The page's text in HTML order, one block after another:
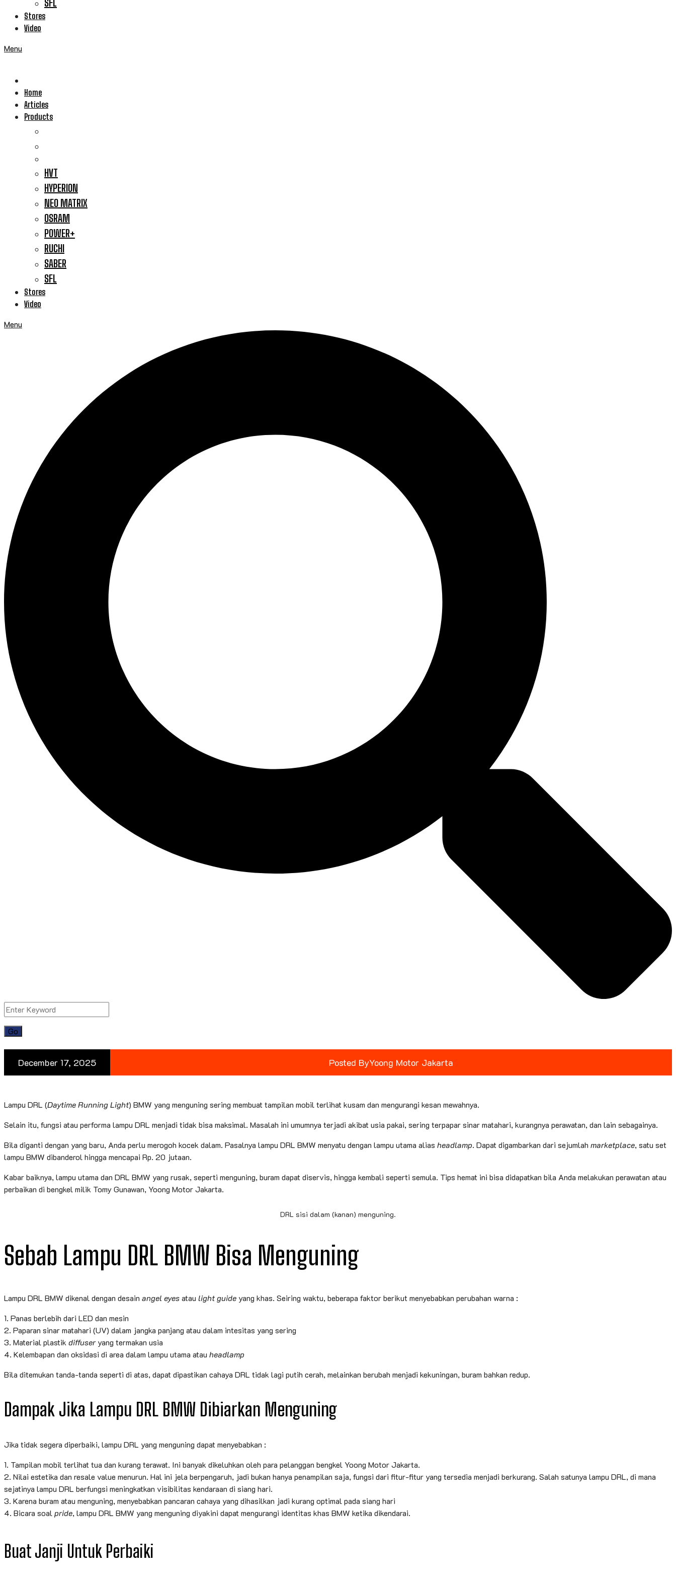
SFL
Stores
Video
Menu
Home
Articles
Products
HVT
HYPERION
NEO MATRIX
OSRAM
POWER+
RUCHI
SABER
SFL
Stores
Video
Menu
December 17, 2025 Posted ByYoong Motor Jakarta
Lampu DRL (Daytime Running Light) BMW yang menguning sering membuat tampilan mobil terlihat kusam dan mengurangi kesan mewahnya.
Selain itu, fungsi atau performa lampu DRL menjadi tidak bisa maksimal. Masalah ini umumnya terjadi akibat usia pakai, sering terpapar sinar matahari, kurangnya perawatan, dan lain sebagainya.
Bila diganti dengan yang baru, Anda perlu merogoh kocek dalam. Pasalnya lampu DRL BMW menyatu dengan lampu utama alias headlamp. Dapat digambarkan dari sejumlah marketplace, satu set
lampu BMW dibanderol hingga mencapai Rp. 20 jutaan.
Kabar baiknya, lampu utama dan DRL BMW yang rusak, seperti menguning, buram dapat diservis, hingga kembali seperti semula. Tips hemat ini bisa didapatkan bila Anda melakukan perawatan atau
perbaikan di bengkel milik Tomy Gunawan, Yoong Motor Jakarta.
DRL sisi dalam (kanan) menguning.
Sebab Lampu DRL BMW Bisa Menguning
Lampu DRL BMW dikenal dengan desain angel eyesatau light guide yang khas. Seiring waktu, beberapa faktor berikut menyebabkan perubahan warna :
1. Panas berlebih dari LED dan mesin
2. Paparan sinar matahari (UV) dalam jangka panjang atau dalam intesitas yang sering
3. Material plastik diffuseryang termakan usia
4. Kelembapan dan oksidasi di area dalam lampu utama atau headlamp
Bila ditemukan tanda-tanda seperti di atas, dapat dipastikan cahaya DRL tidak lagi putih cerah, melainkan berubah menjadi kekuningan, buram bahkan redup.
Dampak Jika Lampu DRL BMW Dibiarkan Menguning
Jika tidak segera diperbaiki, lampu DRL yang menguning dapat menyebabkan :
1. Tampilan mobil terlihat tua dan kurang terawat. Ini banyak dikeluhkan oleh para pelanggan bengkel Yoong Motor Jakarta.
2. Nilai estetika dan resale value menurun. Hal ini jela berpengaruh, jadi bukan hanya penampilan saja, fungsi dari fitur-fitur yang tersedia menjadi berkurang. Salah satunya lampu DRL, di mana
sejatinya lampu DRL berfungsi meningkatkan visibilitas kendaraan di siang hari.
3. Karena buram atau menguning, menyebabkan pancaran cahaya yang dihasilkan jadi kurang optimal pada siang hari
4. Bicara soalpride, lampu DRL BMW yang menguning diyakini dapat mengurangi identitas khas BMW ketika dikendarai.
Buat Janji Untuk Perbaiki